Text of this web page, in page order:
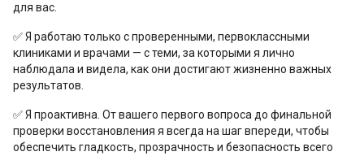
для вас.
✅ Я работаю только с проверенными, первоклассными
клиниками и врачами — с теми, за которыми я лично
наблюдала и видела, как они достигают жизненно важных
результатов.
✅ Я проактивна. От вашего первого вопроса до финальной
проверки восстановления я всегда на шаг впереди, чтобы
обеспечить гладкость, прозрачность и безопасность всего